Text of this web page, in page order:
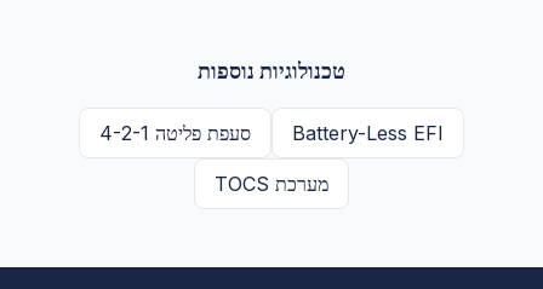
טכנולוגיות נוספות
Battery-Less EFI סעפת פליטה 4-2-1
מערכת TOCS